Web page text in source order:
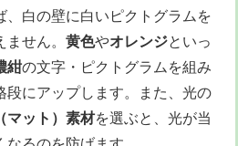
、白の壁に白いピクトグラムを
せん。 黄色やオレンジといっ
紺の文字・ピクトグラムを組み
段にアップします。また、光の
マット）素材を選ぶと、光が当